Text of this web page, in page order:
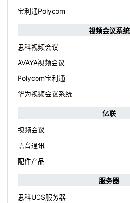
宝利通Polycom
视频会议系统
思科视频会议
AVAYA视频会议
Polycom宝利通
华为视频会议系统
亿联
视频会议
语音通讯
配件产品
服务器
思科UCS服务器